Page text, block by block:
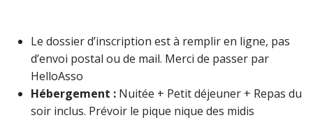
Le dossier d’inscription est à remplir en ligne, pas
d’envoi postal ou de mail. Merci de passer par
HelloAsso
Hébergement : Nuitée + Petit déjeuner + Repas du
soir inclus. Prévoir le pique nique des midis